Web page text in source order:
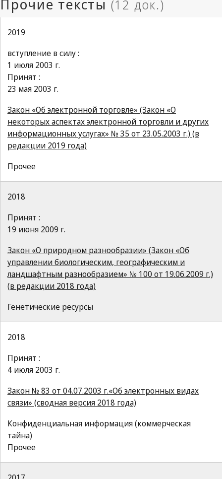
2019
вступление в силу :
1 июля 2003 г.
Принят :
23 мая 2003 г.
Закон «Об электронной торговле» (Закон «О
некоторых аспектах электронной торговли и других
информационных услугах» № 35 от 23.05.2003 г.) (в
редакции 2019 года)
Прочее
2018
Принят :
19 июня 2009 г.
Закон «О природном разнообразии» (Закон «Об
управлении биологическим, географическим и
ландшафтным разнообразием» № 100 от 19.06.2009 г.)
(в редакции 2018 года)
Генетические ресурсы
2018
Принят :
4 июля 2003 г.
Закон № 83 от 04.07.2003 г.«Об электронных видах
связи» (сводная версия 2018 года)
Конфиденциальная информация (коммерческая
тайна)
Прочее